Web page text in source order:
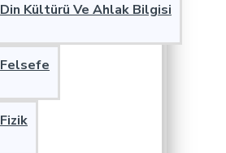
Din Kültürü Ve Ahlak Bilgisi
Felsefe
Fizik